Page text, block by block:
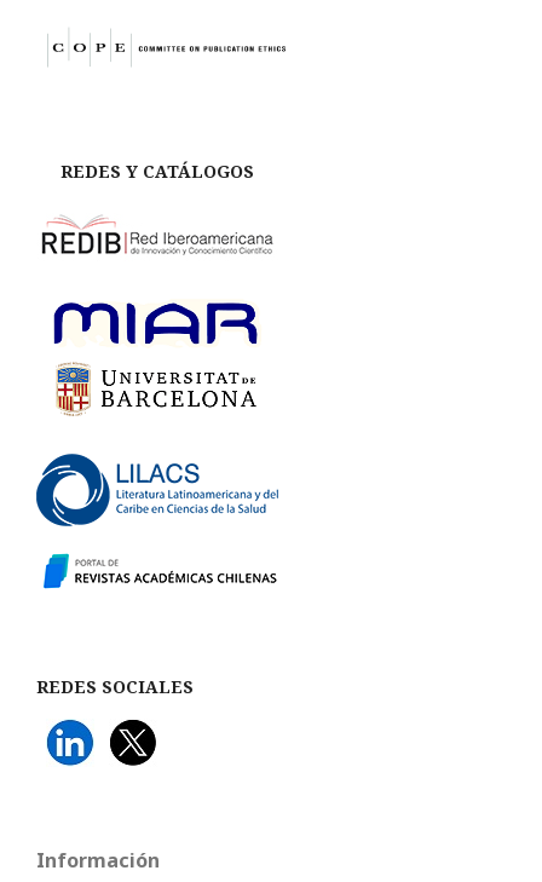
REDES Y CATÁLOGOS
REDES SOCIALES
Información